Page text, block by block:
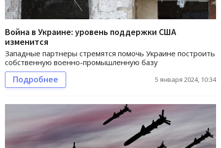
Война в Украине: уровень поддержки США
изменится
Западные партнеры стремятся помочь Украине построить
собственную военно-промышленную базу
Подробнее 5 января 2024, 10:34